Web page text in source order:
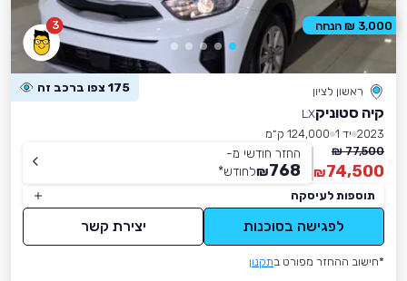
3
ראשון לציון 175 צפו ברכב זה
קיה סטוניקLX
2023 יד 1
124,000 ק״מ
77,500 ₪
74,500
₪
החזר חודשי מ-
768
₪לחודש*
תוספות לעיסקה
לפגישה בסוכנות יצירת קשר
*חישוב ההחזר מפורט בתקנון
3,000 ₪ הנחה